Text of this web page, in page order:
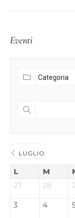
Eventi
LUGLIO
L M
27 28
3 4 5